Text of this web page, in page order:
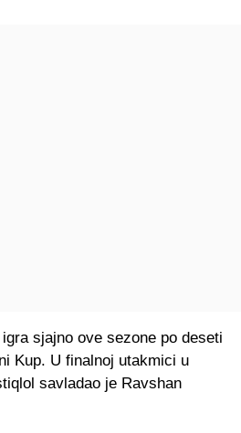
sjajno ove sezone po deseti
Kup. U finalnoj utakmici u
savladao je Ravshan